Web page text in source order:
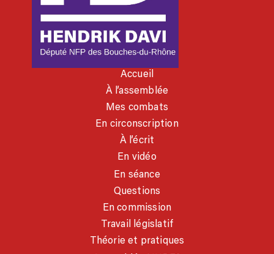
Accueil
À l’assemblée
Mes combats
En circonscription
À l’écrit
En vidéo
En séance
Questions
En commission
Travail législatif
Théorie et pratiques